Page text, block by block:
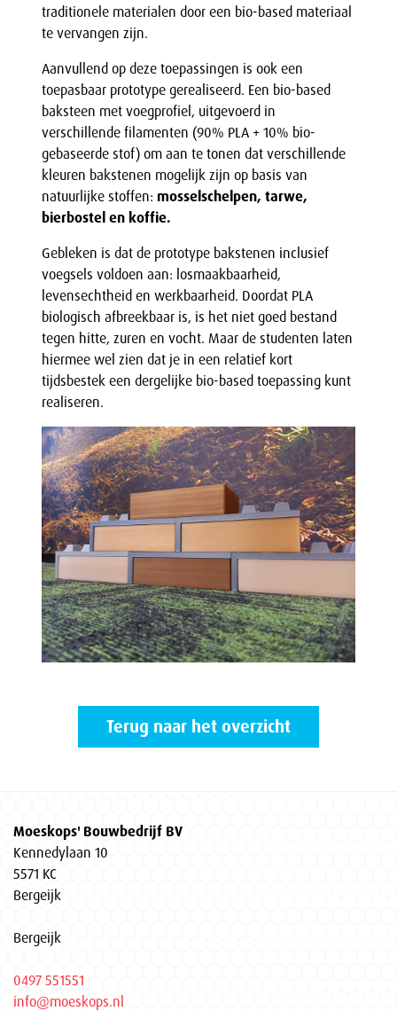
traditionele materialen door een bio-based materiaal
te vervangen zijn.
Aanvullend op deze toepassingen is ook een
toepasbaar prototype gerealiseerd. Een bio-based
baksteen met voegprofiel, uitgevoerd in
verschillende filamenten (90% PLA + 10% bio-
gebaseerde stof) om aan te tonen dat verschillende
kleuren bakstenen mogelijk zijn op basis van
natuurlijke stoffen: mosselschelpen, tarwe,
bierbostel en koffie.
Gebleken is dat de prototype bakstenen inclusief
voegsels voldoen aan: losmaakbaarheid,
levensechtheid en werkbaarheid. Doordat PLA
biologisch afbreekbaar is, is het niet goed bestand
tegen hitte, zuren en vocht. Maar de studenten laten
hiermee wel zien dat je in een relatief kort
tijdsbestek een dergelijke bio-based toepassing kunt
realiseren.
Terug naar het overzicht
Moeskops' Bouwbedrijf BV
Kennedylaan 10
5571 KC
Bergeijk
Bergeijk
0497 551551
info@moeskops.nl